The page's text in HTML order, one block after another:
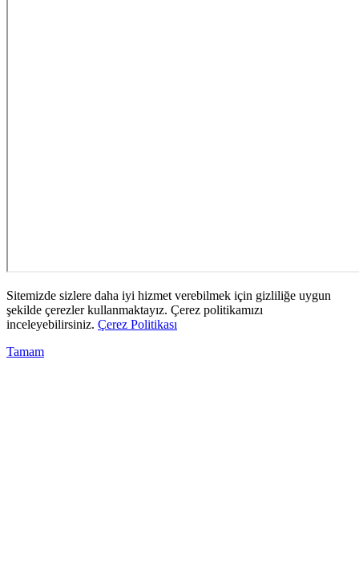
Sitemizde sizlere daha iyi hizmet verebilmek için gizliliğe uygun
şekilde çerezler kullanmaktayız. Çerez politikamızı
inceleyebilirsiniz. Çerez Politikası
Tamam